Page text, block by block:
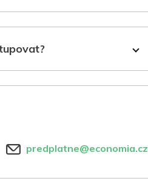
predplatne@economia.cz